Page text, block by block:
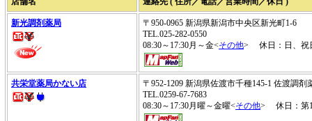
新光調剤薬局
〒950-0965 新潟県新潟市中央区新光町1-6
TEL.025-282-0550
08:30～17:30月～金<その他> 休日：日、祝
共栄堂薬局かない店
〒952-1209 新潟県佐渡市千種145-1 佐渡調剤
TEL.0259-67-7683
08:30～17:30月曜～金曜<その他> 休日：第1